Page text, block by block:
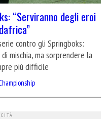
“Serviranno degli eroi
contro gli Springboks:
mischia, ma sorprendere la
più difficile